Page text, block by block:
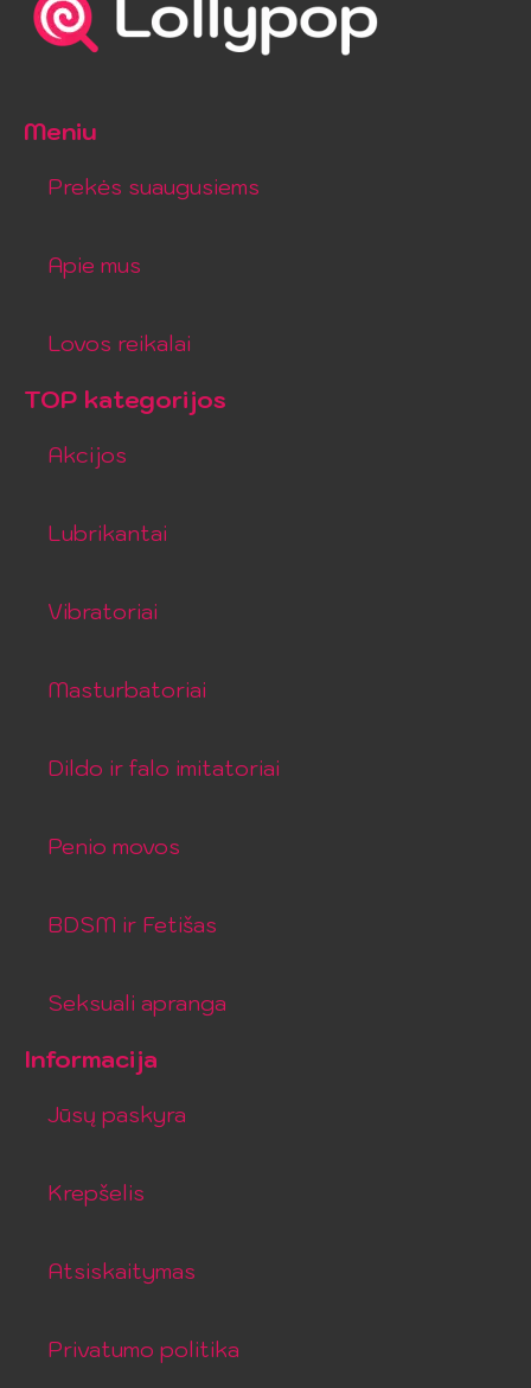
Meniu
Prekės suaugusiems
Apie mus
Lovos reikalai
TOP kategorijos
Akcijos
Lubrikantai
Vibratoriai
Masturbatoriai
Dildo ir falo imitatoriai
Penio movos
BDSM ir Fetišas
Seksuali apranga
Informacija
Jūsų paskyra
Krepšelis
Atsiskaitymas
Privatumo politika